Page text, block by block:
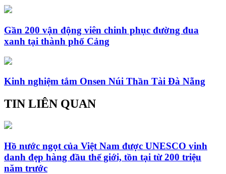
Gần 200 vận động viên chinh phục đường đua
xanh tại thành phố Cảng
Kinh nghiệm tắm Onsen Núi Thần Tài Đà Nẵng
TIN LIÊN QUAN
Hồ nước ngọt của Việt Nam được UNESCO vinh
danh đẹp hàng đầu thế giới, tồn tại từ 200 triệu
năm trước